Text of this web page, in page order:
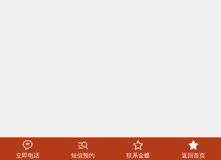

立即电话

短信预约

联系金蝶

返回首页